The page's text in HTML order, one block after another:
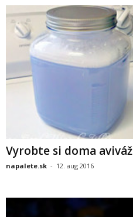
Vyrobte si doma aviváž
napalete.sk - 12. aug 2016